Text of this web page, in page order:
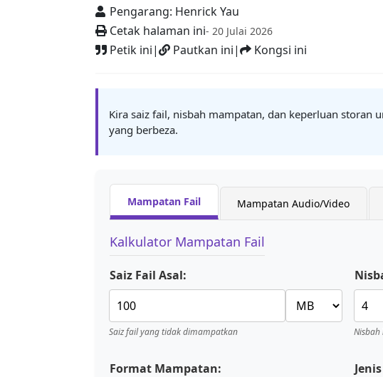
Pengarang: Henrick Yau
Cetak halaman ini- 20 Julai 2026
Petik ini| Pautkan ini| Kongsi ini
Kira saiz fail, nisbah mampatan, dan keperluan storan
yang berbeza.
Mampatan Fail Mampatan Audio/Video
Kalkulator Mampatan Fail
Saiz Fail Asal:
Saiz fail yang tidak dimampatkan Nisbah
Format Mampatan: